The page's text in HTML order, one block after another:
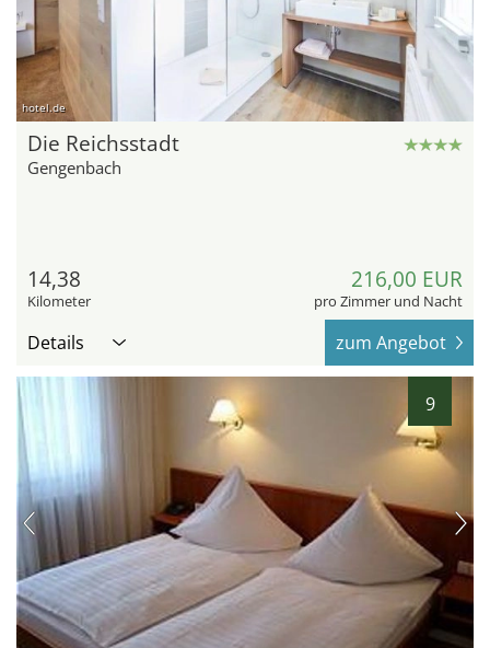
hotel.de
Die Reichsstadt
Gengenbach
14,38
Kilometer
216,00 EUR
pro Zimmer und Nacht
Details zum Angebot
9